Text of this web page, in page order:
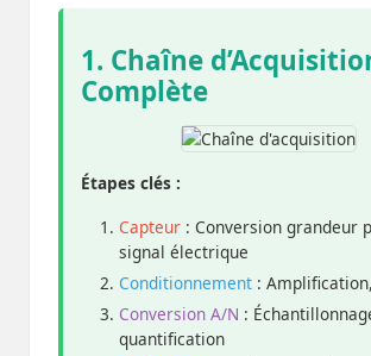
1. Chaîne
Complète
Étapes clés :
Capteur : Conversion grandeur
signal électrique
Conditionnement :
Conversion A/N :
quantification